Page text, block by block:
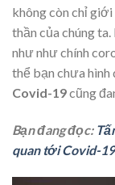
không còn chỉ
thần của chúng
như như chính
thể bạn chưa hình
Covid-19cũng
Bạn đang đọc:
quan tới Covid-